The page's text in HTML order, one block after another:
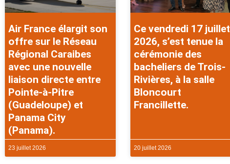
Air France élargit son
offre sur le Réseau
Régional Caraibes
avec une nouvelle
liaison directe entre
Pointe-à-Pitre
(Guadeloupe) et
Panama City
(Panama).
23 juillet 2026
Ce vendredi 17 juillet
2026, s’est tenue la
cérémonie des
bacheliers de Trois-
Rivières, à la salle
Bloncourt
Francillette.
20 juillet 2026